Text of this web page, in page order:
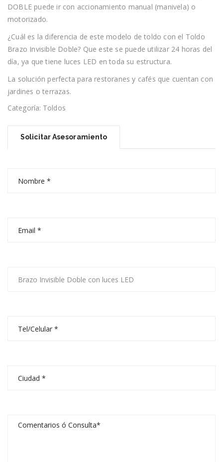
DOBLE puede ir con accionamiento manual (manivela) o
motorizado.
¿Cuál es la diferencia de este modelo de toldo con el Toldo
Brazo Invisible Doble? Que este se puede utilizar 24 horas del
día, ya que tiene luces LED en toda su estructura.
La solución perfecta para restoranes y cafés que cuentan con
jardines o terrazas.
Categoría: Toldos
Solicitar Asesoramiento